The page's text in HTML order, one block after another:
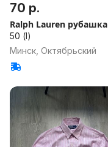
70 р.
Ralph Lauren рубашка
50 (l)
Минск, Октябрьский